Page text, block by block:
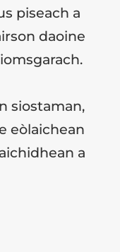
piseach a
daoine
siostaman,
eòlaichean
a